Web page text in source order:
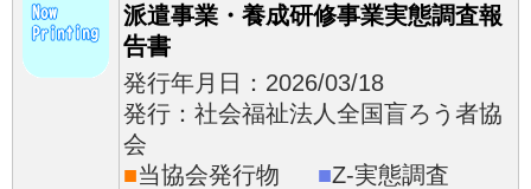
派遣事業・養成研修事業実態調査報
告書
発行年月日：2026/03/18
発行：社会福祉法人全国盲ろう者協
会
■当協会発行物 ■Z-実態調査